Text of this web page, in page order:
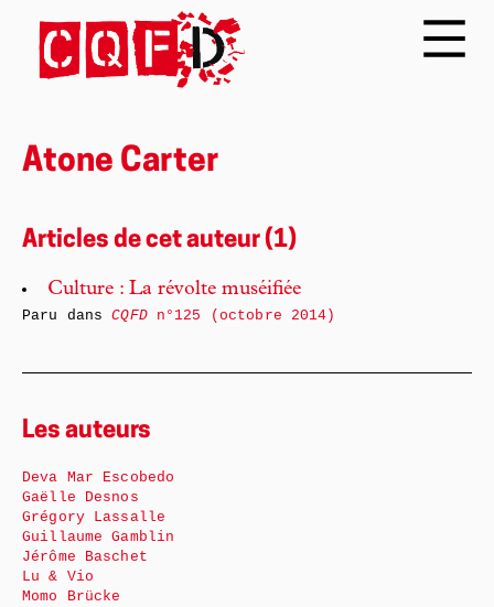
Atone Carter
Articles de cet auteur (1)
Culture : La révolte muséifiée
Paru dansCQFDn°125 (octobre 2014)
Les auteurs
Deva Mar Escobedo
Gaëlle Desnos
Grégory Lassalle
Guillaume Gamblin
Jérôme Baschet
Lu & Vio
Momo Brücke